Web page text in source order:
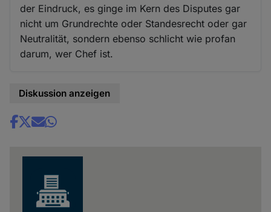
der Eindruck, es ginge im Kern des Disputes gar
nicht um Grundrechte oder Standesrecht oder gar
Neutralität, sondern ebenso schlicht wie profan
darum, wer Chef ist.
Diskussion anzeigen
Share